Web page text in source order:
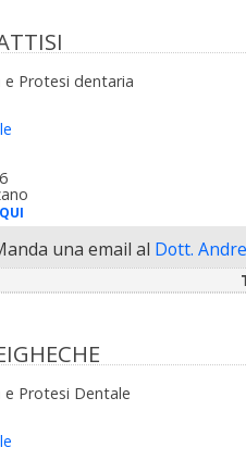
Protesi dentaria
una email al Dott.
Protesi Dentale